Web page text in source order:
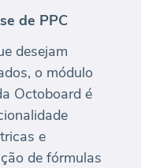
de PPC
desejam
o módulo
Octoboard é
e
de fórmulas